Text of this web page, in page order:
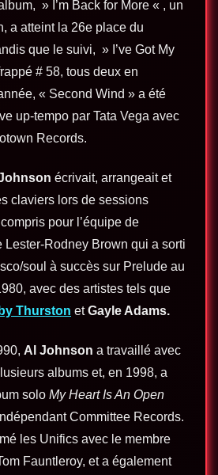
» I’m Back for More « , un
a atteint la 26e place du
que le suivi, » I’ve Got My
# 58, tous deux en
« Second Wind » a été
up-tempo par Tata Vega avec
Records.
écrivait, arrangeait et
claviers lors de sessions
pour l’équipe de
Lester-Rodney Brown qui a sorti
soul à succès sur Prelude au
avec des artistes tels que
Thurston etGayle Adams.
Al Johnson a travaillé avec
albums et, en 1998, a
solo My Heart Is An Open
Committee Records.
les Unifics avec le membre
Fauntleroy, et a également